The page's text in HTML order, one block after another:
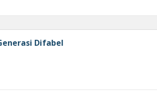
Difabel